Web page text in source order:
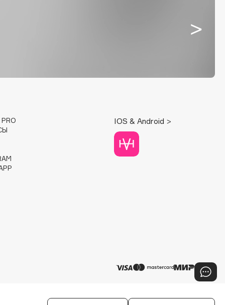
PRO
IOS & Android >